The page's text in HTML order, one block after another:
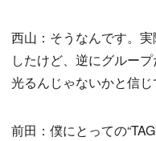
西山：そうなんです。
したけど、逆にグルー
光るんじゃないかと信じ
前田：僕にとっての